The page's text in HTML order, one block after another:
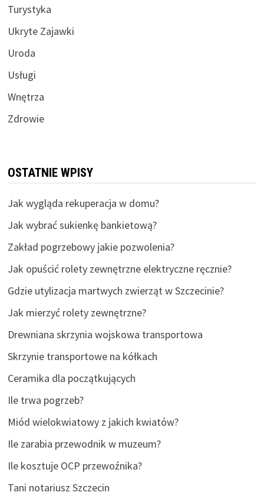
Turystyka
Ukryte Zajawki
Uroda
Usługi
Wnętrza
Zdrowie
OSTATNIE WPISY
Jak wygląda rekuperacja w domu?
Jak wybrać sukienkę bankietową?
Zakład pogrzebowy jakie pozwolenia?
Jak opuścić rolety zewnętrzne elektryczne ręcznie?
Gdzie utylizacja martwych zwierząt w Szczecinie?
Jak mierzyć rolety zewnętrzne?
Drewniana skrzynia wojskowa transportowa
Skrzynie transportowe na kółkach
Ceramika dla początkujących
Ile trwa pogrzeb?
Miód wielokwiatowy z jakich kwiatów?
Ile zarabia przewodnik w muzeum?
Ile kosztuje OCP przewoźnika?
Tani notariusz Szczecin